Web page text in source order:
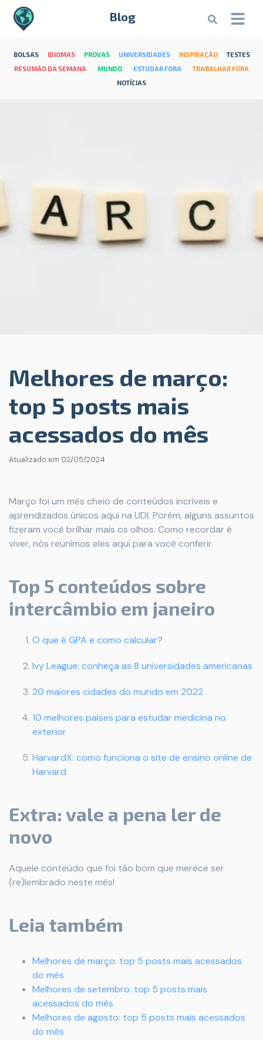
Blog
BOLSAS IDIOMAS PROVAS UNIVERSIDADES INSPIRAÇÃO
TESTES
RESUMÃO DA SEMANA
MUNDO ESTUDAR FORA
TRABALHAR FORA
NOTÍCIAS
Melhores de março:
top 5 posts mais
acessados do mês
Atualizado em 02/05/2024
Março foi um mês cheio de conteúdos incríveis e
aprendizados únicos aqui na UDI. Porém, alguns assuntos
fizeram você brilhar mais os olhos. Como recordar é
viver, nós reunimos eles aqui para você conferir.
Top 5 conteúdos sobre
intercâmbio em janeiro
O que é GPA e como calcular?
Ivy League: conheça as 8 universidades americanas
20 maiores cidades do mundo em 2022
10 melhores países para estudar medicina no
exterior
HarvardX: como funciona o site de ensino online de
Harvard
Extra: vale a pena ler de
novo
Aquele conteúdo que foi tão bom que merece ser
(re)lembrado neste mês!
Leia também
Melhores de março: top 5 posts mais acessados
do mês
Melhores de setembro: top 5 posts mais
acessados do mês
Melhores de agosto: top 5 posts mais acessados
do mês